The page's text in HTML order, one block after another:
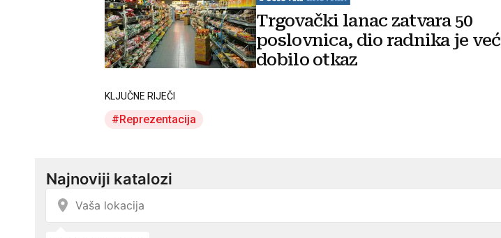
Trgovački lanac zatvara 50
poslovnica, dio radnika je već
dobilo otkaz
KLJUČNE RIJEČI
Reprezentacija